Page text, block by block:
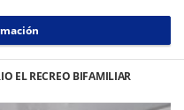
EL RECREO BIFAMILIAR